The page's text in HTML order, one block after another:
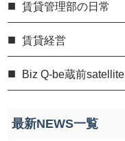
賃貸管理部の日常
賃貸経営
Biz Q-be蔵前satellite
最新NEWS一覧